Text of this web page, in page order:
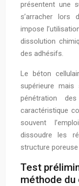
présentent une
s’arracher lors
impose
dissolution
des adhésifs.
Le béton
supérieure
pénétration
caractéristique
souvent
dissoudre les
structure poreuse
Test
méthode du